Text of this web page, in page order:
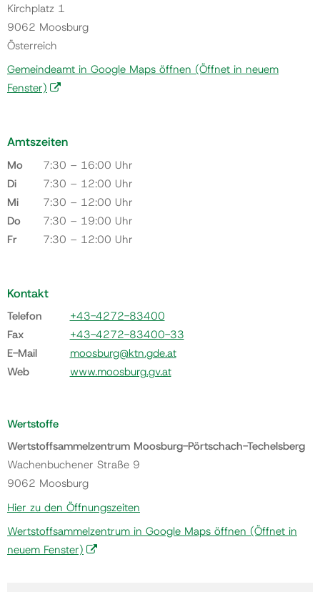
Kirchplatz 1
9062 Moosburg
Österreich
Gemeindeamt in Google Maps öffnen (Öffnet in neuem
Fenster)
Amtszeiten
Mo
7:30 – 16:00 Uhr
Di
7:30 – 12:00 Uhr
Mi
7:30 – 12:00 Uhr
Do
7:30 – 19:00 Uhr
Fr
7:30 – 12:00 Uhr
Kontakt
Telefon
+43-4272-83400
Fax
+43-4272-83400-33
E-Mail
moosburg@ktn.gde.at
Web
www.moosburg.gv.at
Wertstoffe
Wertstoffsammelzentrum Moosburg-Pörtschach-Techelsberg
Wachenbuchener Straße 9
9062 Moosburg
Hier zu den Öffnungszeiten
Wertstoffsammelzentrum in Google Maps öffnen (Öffnet in
neuem Fenster)